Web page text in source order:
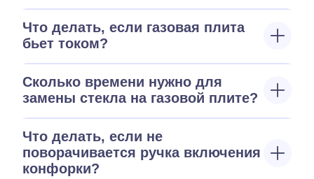
Что делать, если газовая плита
бьет током?
Сколько времени нужно для
замены стекла на газовой плите?
Что делать, если не
поворачивается ручка включения
конфорки?